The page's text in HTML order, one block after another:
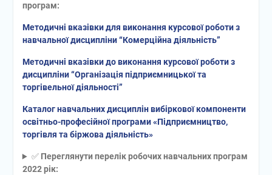
програм:
Методичні вказівки для виконання курсової роботи з
навчальної дисципліни “Комерційна діяльність”
Методичні вказівки до виконання курсової роботи з
дисципліни “Організація підприємницької та
торгівельної діяльності”
Каталог навчальних дисциплін вибіркової компоненти
освітньо-професійної програми «Підприємництво,
торгівля та біржова діяльність»
✅️ Переглянути перелік робочих навчальних програм
2022 рік: